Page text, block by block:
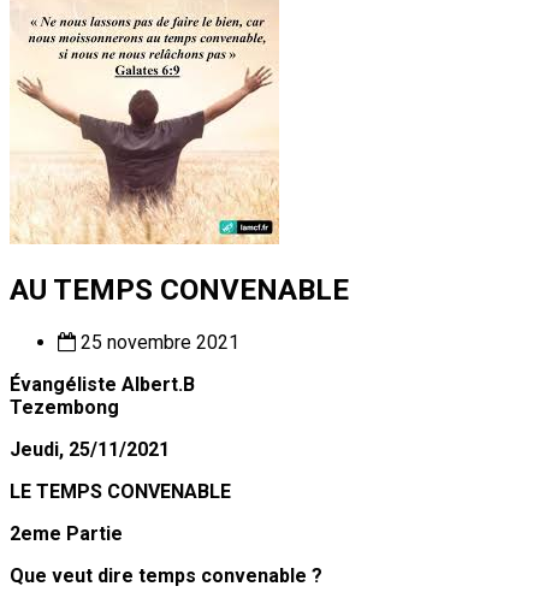
AU TEMPS CONVENABLE
25 novembre 2021
Évangéliste Albert.B
Tezembong
Jeudi, 25/11/2021
LE TEMPS CONVENABLE
2eme Partie
Que veut dire temps convenable ?